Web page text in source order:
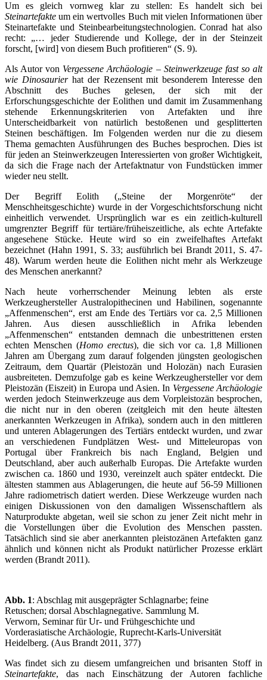
Um es gleich vornweg klar zu stellen: Es handelt sich bei
Steinartefakte um ein wertvolles Buch mit vielen Informationen über
Steinartefakte und Steinbearbeitungstechnologien. Conrad hat also
recht: „… jeder Studierende und Kollege, der in der Steinzeit
forscht, [wird] von diesem Buch profitieren“ (S. 9).
Als Autor von Vergessene Archäologie – Steinwerkzeuge fast so alt
wie Dinosaurierhat der Rezensent mit besonderem Interesse den
Abschnitt des Buches gelesen, der sich mit der
Erforschungsgeschichte der Eolithen und damit im Zusammenhang
stehende Erkennungskriterien von Artefakten und ihre
Unterscheidbarkeit von natürlich bestoßenen und gesplitterten
Steinen beschäftigen. Im Folgenden werden nur die zu diesem
Thema gemachten Ausführungen des Buches besprochen. Dies ist
für jeden an Steinwerkzeugen Interessierten von großer Wichtigkeit,
da sich die Frage nach der Artefaktnatur von Fundstücken immer
wieder neu stellt.
Der Begriff Eolith („Steine der Morgenröte“ der
Menschheitsgeschichte) wurde in der Vorgeschichtsforschung nicht
einheitlich verwendet. Ursprünglich war es ein zeitlich-kulturell
umgrenzter Begriff für tertiäre/früheiszeitliche, als echte Artefakte
angesehene Stücke. Heute wird so ein zweifelhaftes Artefakt
bezeichnet (Hahn 1991, S. 33; ausführlich bei Brandt 2011, S. 47-
48). Warum werden heute die Eolithen nicht mehr als Werkzeuge
des Menschen anerkannt?
Nach heute vorherrschender Meinung lebten als erste
Werkzeughersteller Australopithecinen und Habilinen, sogenannte
„Affenmenschen“, erst am Ende des Tertiärs vor ca. 2,5 Millionen
Jahren. Aus diesen ausschließlich in Afrika lebenden
„Affenmenschen“ entstanden demnach die unbestrittenen ersten
echten Menschen (Homo erectus), die sich vor ca. 1,8 Millionen
Jahren am Übergang zum darauf folgenden jüngsten geologischen
Zeitraum, dem Quartär (Pleistozän und Holozän) nach Eurasien
ausbreiteten. Demzufolge gab es keine Werkzeughersteller vor dem
Pleistozän (Eiszeit) in Europa und Asien. In Vergessene Archäologie
werden jedoch Steinwerkzeuge aus dem Vorpleistozän besprochen,
die nicht nur in den oberen (zeitgleich mit den heute ältesten
anerkannten Werkzeugen in Afrika), sondern auch in den mittleren
und unteren Ablagerungen des Tertiärs entdeckt wurden, und zwar
an verschiedenen Fundplätzen West- und Mitteleuropas von
Portugal über Frankreich bis nach England, Belgien und
Deutschland, aber auch außerhalb Europas. Die Artefakte wurden
zwischen ca. 1860 und 1930, vereinzelt auch später entdeckt. Die
ältesten stammen aus Ablagerungen, die heute auf 56-59 Millionen
Jahre radiometrisch datiert werden. Diese Werkzeuge wurden nach
einigen Diskussionen von den damaligen Wissenschaftlern als
Naturprodukte abgetan, weil sie schon zu jener Zeit nicht mehr in
die Vorstellungen über die Evolution des Menschen passten.
Tatsächlich sind sie aber anerkannten pleistozänen Artefakten ganz
ähnlich und können nicht als Produkt natürlicher Prozesse erklärt
werden (Brandt 2011).
Abb. 1: Abschlag mit ausgeprägter Schlagnarbe; feine
Retuschen; dorsal Abschlagnegative. Sammlung M.
Verworn, Seminar für Ur- und Frühgeschichte und
Vorderasiatische Archäologie, Ruprecht-Karls-Universität
Heidelberg. (Aus Brandt 2011, 377)
Was findet sich zu diesem umfangreichen und brisanten Stoff in
Steinartefakte, das nach Einschätzung der Autoren fachliche